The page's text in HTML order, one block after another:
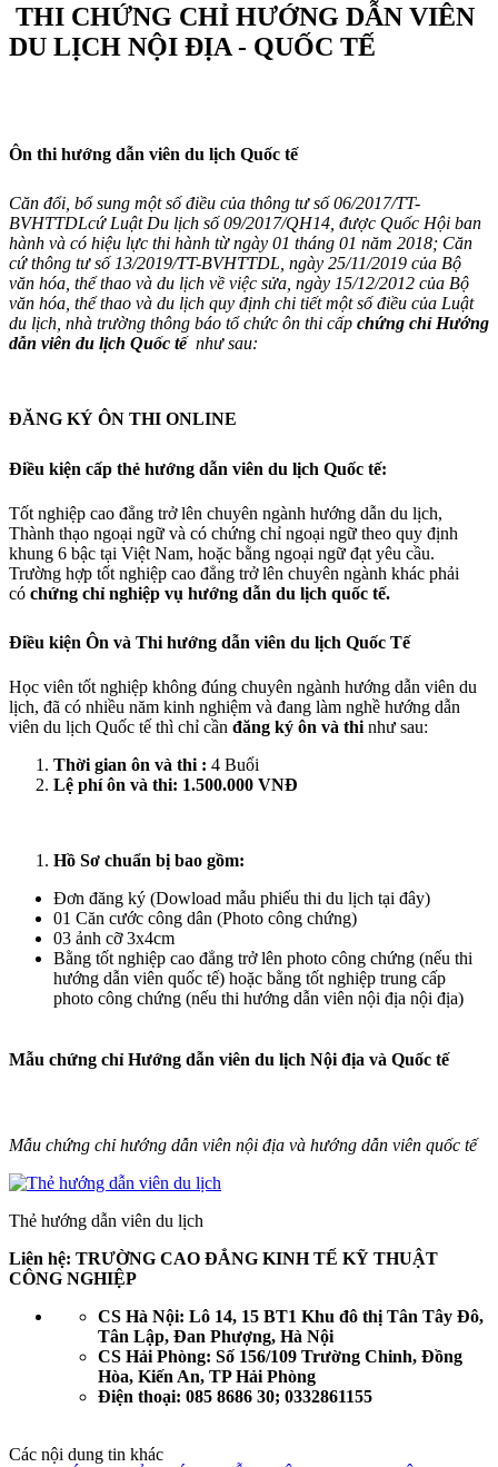
THI CHỨNG CHỈ HƯỚNG DẪN VIÊN
DU LỊCH NỘI ĐỊA - QUỐC TẾ
Ôn thi hướng dẫn viên du lịch Quốc tế
Căn đổi, bổ sung một số điều của thông tư số 06/2017/TT-
BVHTTDLcứ Luật Du lịch số 09/2017/QH14, được Quốc Hội ban
hành và có hiệu lực thi hành từ ngày 01 tháng 01 năm 2018; Căn
cứ thông tư số 13/2019/TT-BVHTTDL, ngày 25/11/2019 của Bộ
văn hóa, thể thao và du lịch về việc sửa, ngày 15/12/2012 của Bộ
văn hóa, thể thao và du lịch quy định chi tiết một số điều của Luật
du lịch, nhà trường thông báo tổ chức ôn thi cấp chứng chỉ Hướng
dẫn viên du lịch Quốc tế như sau:
ĐĂNG KÝ ÔN THI ONLINE
Điều kiện cấp thẻ hướng dẫn viên du lịch Quốc tế:
Tốt nghiệp cao đẳng trở lên chuyên ngành hướng dẫn du lịch,
Thành thạo ngoại ngữ và có chứng chỉ ngoại ngữ theo quy định
khung 6 bậc tại Việt Nam, hoặc bằng ngoại ngữ đạt yêu cầu.
Trường hợp tốt nghiệp cao đẳng trở lên chuyên ngành khác phải
có chứng chỉ nghiệp vụ hướng dẫn du lịch quốc tế.
Điều kiện Ôn và Thi hướng dẫn viên du lịch Quốc Tế
Học viên tốt nghiệp không đúng chuyên ngành hướng dẫn viên du
lịch, đã có nhiều năm kinh nghiệm và đang làm nghề hướng dẫn
viên du lịch Quốc tế thì chỉ cần đăng ký ôn và thi như sau:
Thời gian ôn và thi : 4 Buổi
Lệ phí ôn và thi: 1.500.000 VNĐ
Hồ Sơ chuẩn bị bao gồm:
Đơn đăng ký (Dowload mẫu phiếu thi du lịch tại đây)
01 Căn cước công dân (Photo công chứng)
03 ảnh cỡ 3x4cm
Bằng tốt nghiệp cao đẳng trở lên photo công chứng (nếu thi
hướng dẫn viên quốc tế) hoặc bằng tốt nghiệp trung cấp
photo công chứng (nếu thi hướng dẫn viên nội địa nội địa)
Mẫu chứng chỉ Hướng dẫn viên du lịch Nội địa và Quốc tế
Mẫu chứng chỉ hướng dẫn viên nội địa và hướng dẫn viên quốc tế
Thẻ hướng dẫn viên du lịch
Liên hệ: TRƯỜNG CAO ĐẲNG KINH TẾ KỸ THUẬT
CÔNG NGHIỆP
CS Hà Nội: Lô 14, 15 BT1 Khu đô thị Tân Tây Đô,
Tân Lập, Đan Phượng, Hà Nội
CS Hải Phòng: Số 156/109 Trường Chinh, Đồng
Hòa, Kiến An, TP Hải Phòng
Điện thoại: 085 8686 30; 0332861155
Các nội dung tin khác